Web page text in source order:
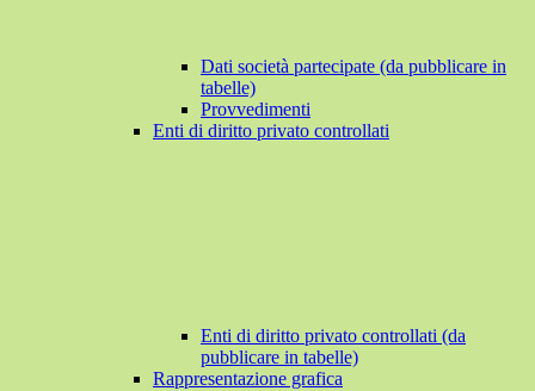
Dati società partecipate (da pubblicare in
tabelle)
Provvedimenti
Enti di diritto privato controllati
Enti di diritto privato controllati (da
pubblicare in tabelle)
Rappresentazione grafica